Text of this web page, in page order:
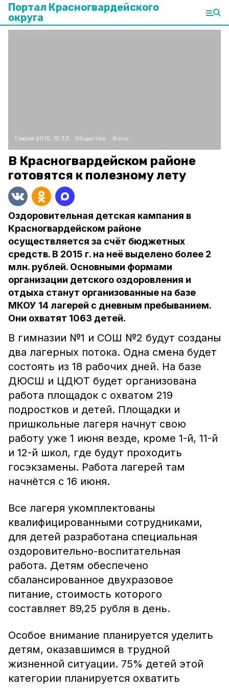
Портал Красногвардейского
округа
1 июня 2015, 12:33 Общество Фото:
В Красногвардейском районе
готовятся к полезному лету
Оздоровительная детская кампания в
Красногвардейском районе
осуществляется за счёт бюджетных
средств. В 2015 г. на неё выделено более 2
млн. рублей. Основными формами
организации детского оздоровления и
отдыха станут организованные на базе
МКОУ 14 лагерей с дневным пребыванием.
Они охватят 1063 детей.
В гимназии №1 и СОШ №2 будут созданы
два лагерных потока. Одна смена будет
состоять из 18 рабочих дней. На базе
ДЮСШ и ЦДЮТ будет организована
работа площадок с охватом 219
подростков и детей. Площадки и
пришкольные лагеря начнут свою
работу уже 1 июня везде, кроме 1-й, 11-й
и 12-й школ, где будут проходить
госэкзамены. Работа лагерей там
начнётся с 16 июня.
Все лагеря укомплектованы
квалифицированными сотрудниками,
для детей разработана специальная
оздоровительно-воспитательная
работа. Детям обеспечено
сбалансированное двухразовое
питание, стоимость которого
составляет 89,25 рубля в день.
Особое внимание планируется уделить
детям, оказавшимся в трудной
жизненной ситуации. 75% детей этой
категории планируется охватить